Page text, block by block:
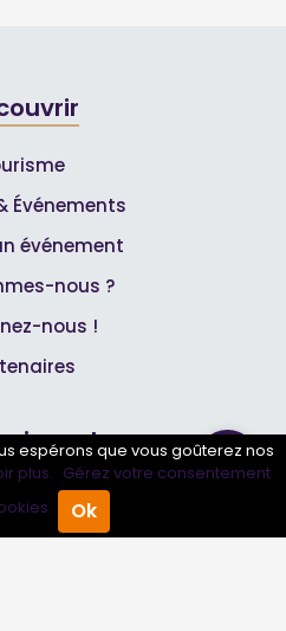
Agenda
Événements
événement
nous ?
nous !
pro
entreprise
espérons que vous goûterez nos
plus. Gérez votre consentement
Ok